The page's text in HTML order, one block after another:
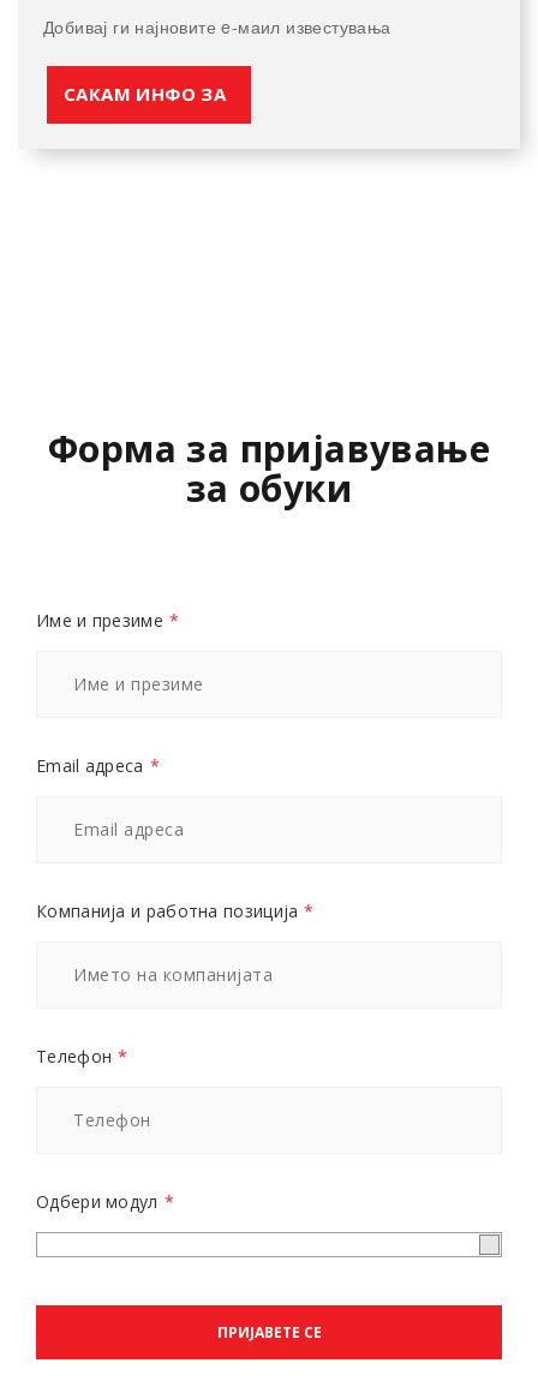
Добивај ги најновите e-маил известувања
САКАМ ИНФО ЗА
Форма за пријавување
за обуки
Име и презиме *
Email адреса *
Компанија и работна позиција *
Телефон *
Одбери модул *